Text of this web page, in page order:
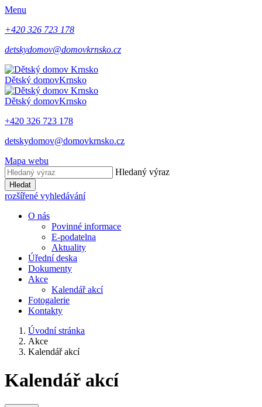
Menu
+420 326 723 178
detskydomov@domovkrnsko.cz
Dětský domovKrnsko
Dětský domovKrnsko
+420 326 723 178
detskydomov@domovkrnsko.cz
Mapa webu
Hledaný výraz
Hledat
rozšířené vyhledávání
O nás
Povinné informace
E-podatelna
Aktuality
Úřední deska
Dokumenty
Akce
Kalendář akcí
Fotogalerie
Kontakty
Úvodní stránka
Akce
Kalendář akcí
Kalendář akcí